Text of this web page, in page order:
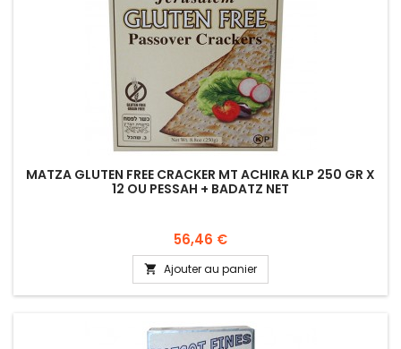
MATZA GLUTEN FREE CRACKER MT ACHIRA KLP 250 GR X
12 OU PESSAH + BADATZ NET
Prix
56,46 €
 Ajouter au panier